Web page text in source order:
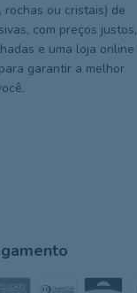
rochas ou cristais) de
com preços justos,
e uma loja online
garantir a melhor